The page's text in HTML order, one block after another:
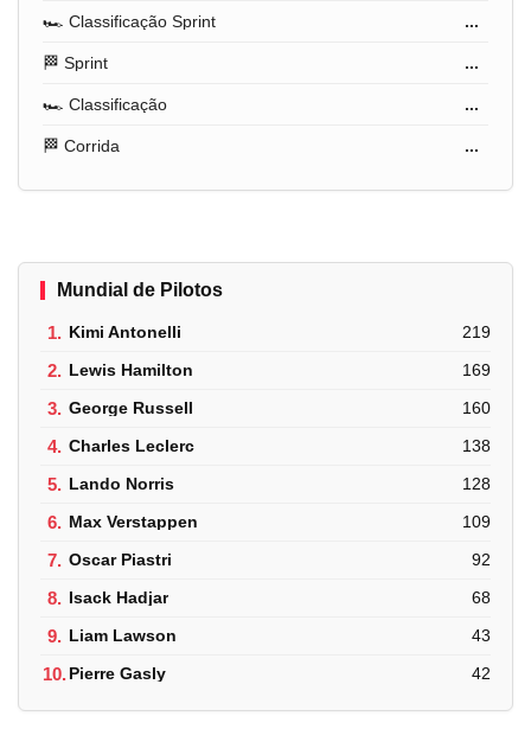
🏎️ Classificação Sprint ...
🏁 Sprint ...
🏎️ Classificação ...
🏁 Corrida ...
Mundial de Pilotos
1. Kimi Antonelli 219
2. Lewis Hamilton 169
3. George Russell 160
4. Charles Leclerc 138
5. Lando Norris 128
6. Max Verstappen 109
7. Oscar Piastri 92
8. Isack Hadjar 68
9. Liam Lawson 43
10.Pierre Gasly 42